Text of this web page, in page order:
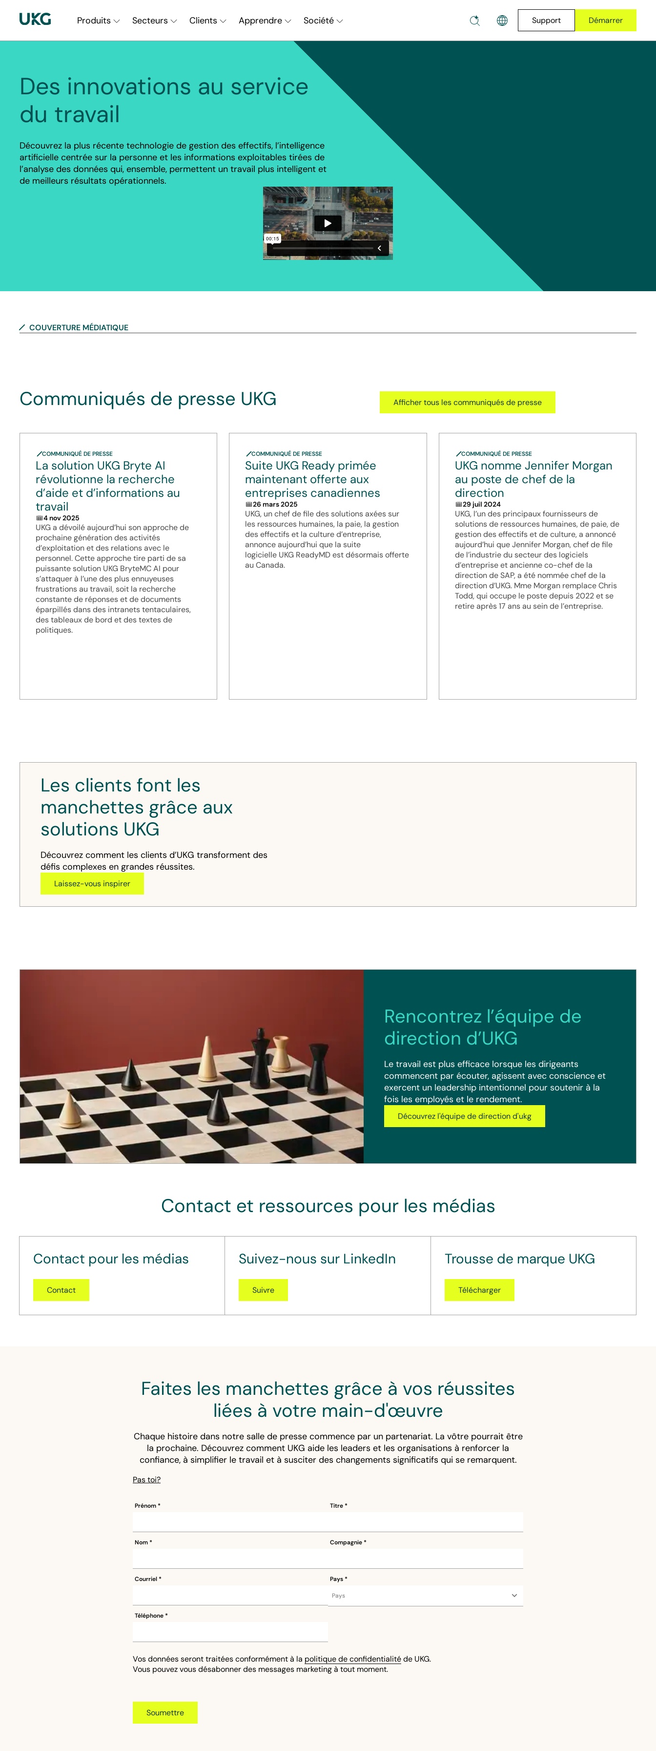
content
Main
Navigation
fr-
CA
Produits Secteurs Clients Apprendre Société
Chercher Support Démarrer
Des innovations au service
du travail
Découvrez la plus récente technologie de gestion des effectifs, l’intelligence
artificielle centrée sur la personne et les informations exploitables tirées de
l’analyse des données qui, ensemble, permettent un travail plus intelligent et
de meilleurs résultats opérationnels.
COUVERTURE MÉDIATIQUE
Communiqués de presse UKG Afficher tous les communiqués de presse
COMMUNIQUÉ DE PRESSE
La solution UKG Bryte AI
révolutionne la recherche
d’aide et d’informations au
travail
4 nov 2025
UKG a dévoilé aujourd’hui son approche de
prochaine génération des activités
d’exploitation et des relations avec le
personnel. Cette approche tire parti de sa
puissante solution UKG BryteMC AI pour
s’attaquer à l’une des plus ennuyeuses
frustrations au travail, soit la recherche
constante de réponses et de documents
éparpillés dans des intranets tentaculaires,
des tableaux de bord et des textes de
politiques.
COMMUNIQUÉ DE PRESSE
Suite UKG Ready primée
maintenant offerte aux
entreprises canadiennes
26 mars 2025
UKG, un chef de file des solutions axées sur
les ressources humaines, la paie, la gestion
des effectifs et la culture d’entreprise,
annonce aujourd’hui que la suite
logicielle UKG ReadyMD est désormais offerte
au Canada.
COMMUNIQUÉ DE PRESSE
UKG nomme Jennifer Morgan
au poste de chef de la
direction
29 juil 2024
UKG, l’un des principaux fournisseurs de
solutions de ressources humaines, de paie, de
gestion des effectifs et de culture, a annoncé
aujourd’hui que Jennifer Morgan, chef de file
de l’industrie du secteur des logiciels
d’entreprise et ancienne co-chef de la
direction de SAP, a été nommée chef de la
direction d’UKG. Mme Morgan remplace Chris
Todd, qui occupe le poste depuis 2022 et se
retire après 17 ans au sein de l’entreprise.
Les clients font les
manchettes grâce aux
solutions UKG
Découvrez comment les clients d’UKG transforment des
défis complexes en grandes réussites.
Laissez-vous inspirer
Rencontrez l’équipe de
direction d’UKG
Le travail est plus efficace lorsque les dirigeants
commencent par écouter, agissent avec conscience et
exercent un leadership intentionnel pour soutenir à la
fois les employés et le rendement.
Découvrez l'équipe de direction d'ukg
Contact et ressources pour les médias
Contact pour les médias
Contact
Suivez-nous sur LinkedIn
Suivre
Trousse de marque UKG
Télécharger
Faites les manchettes grâce à vos réussites
liées à votre main-d'œuvre
Chaque histoire dans notre salle de presse commence par un partenariat. La vôtre pourrait être
la prochaine. Découvrez comment UKG aide les leaders et les organisations à renforcer la
confiance, à simplifier le travail et à susciter des changements significatifs qui se remarquent.
Pas toi?
Prénom
Nom
Courriel
Téléphone
Titre
Compagnie
Pays
Vos données seront traitées conformément à la politique de confidentialitéde UKG.
Vous pouvez vous désabonner des messages marketing à tout moment.